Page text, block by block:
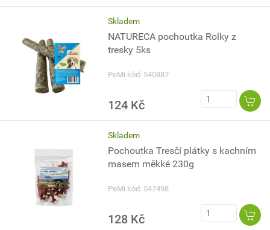
Skladem
NATURECA pochoutka Rolky z
tresky 5ks
PeMi kód: 540887
124 Kč
Skladem
Pochoutka Tresčí plátky s kachním
masem měkké 230g
PeMi kód: 547498
128 Kč